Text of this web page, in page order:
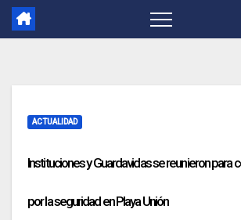
ACTUALIDAD
Instituciones y Guardavidas se reunieron para
por la seguridad en Playa Unión